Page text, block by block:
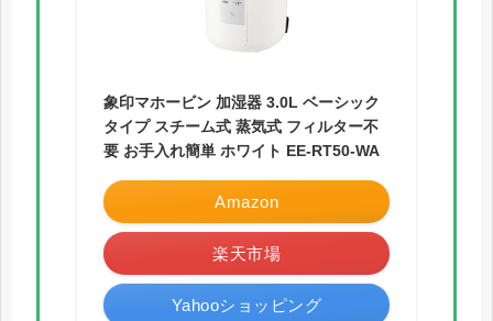
象印マホービン 加湿器 3.0L ベーシック
タイプ スチーム式 蒸気式 フィルター不
要 お手入れ簡単 ホワイト EE-RT50-WA
Amazon
楽天市場
Yahooショッピング